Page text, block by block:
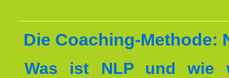
Die Coaching-Methode:
Was ist NLP und wie